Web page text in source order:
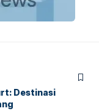
Destinasi